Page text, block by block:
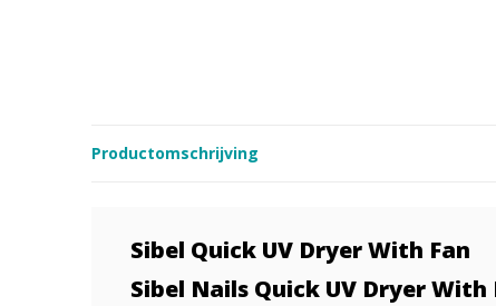
Productomschrijving
Sibel Quick UV Dryer With Fan
Sibel Nails Quick UV Dryer With